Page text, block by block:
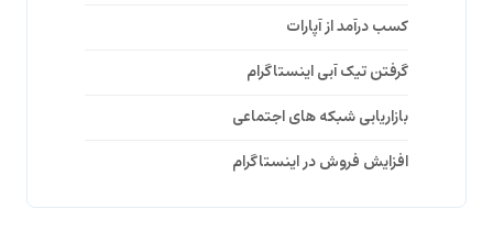
کسب درآمد از آپارات
گرفتن تیک آبی اینستاگرام
بازاریابی شبکه های اجتماعی
افزایش فروش در اینستاگرام